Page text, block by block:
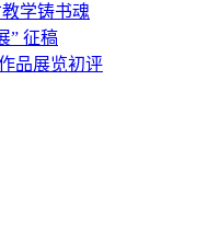
学铸书魂
” 征稿
品展览初评